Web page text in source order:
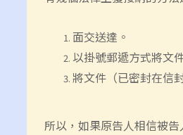
面交送達。
以掛號郵遞方式將文
將文件（已密封在信
所以，如果原告人相信被告